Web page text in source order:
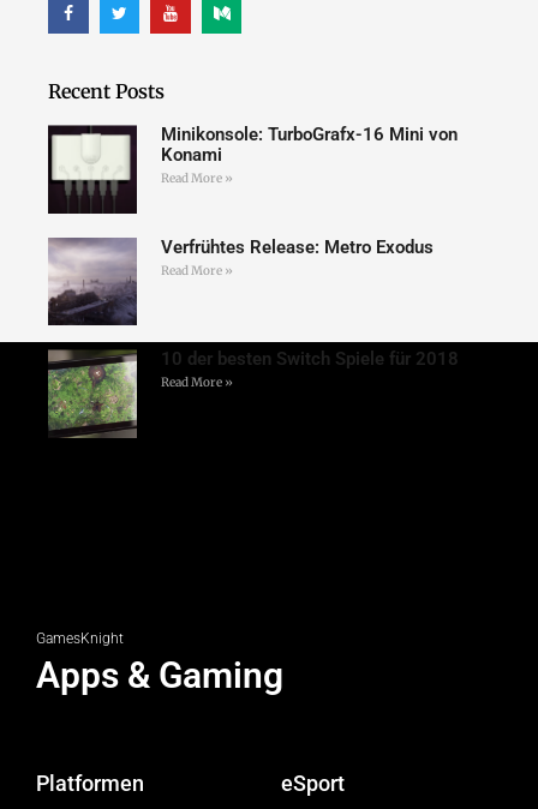
Recent Posts
Minikonsole: TurboGrafx-16 Mini von
Konami
Read More »
Verfrühtes Release: Metro Exodus
Read More »
10 der besten Switch Spiele für 2018
Read More »
GamesKnight
Apps & Gaming
Platformen eSport